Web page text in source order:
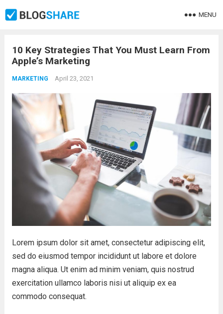
MENU
10 Key Strategies That You Must Learn From
Apple’s Marketing
MARKETING April 23, 2021
Lorem ipsum dolor sit amet, consectetur adipiscing elit,
sed do eiusmod tempor incididunt ut labore et dolore
magna aliqua. Ut enim ad minim veniam, quis nostrud
exercitation ullamco laboris nisi ut aliquip ex ea
commodo consequat.